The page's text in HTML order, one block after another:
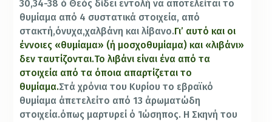
30,34-38 ό Θεός δίδει εντολή να αποτελείται το
θυμίαμα από 4 συστατικά στοιχεία, από
στακτή,όνυχα,χαλβάνη και λίβανο.Γι’ αυτό και οι
έννοιες «θυμίαμα» (ή μοσχοθυμίαμα) και «λιβάνι»
δεν ταυτίζονται.Το λιβάνι είναι ένα από τα
στοιχεία από τα όποια απαρτίζεται το
θυμίαμα.Στά χρόνια του Κυρίου το εβραϊκό
θυμίαμα άπετελείτο από 13 άρωματώδη
στοιχεία.όπως μαρτυρεί ό Ίώσηπος. Η Σκηνή του